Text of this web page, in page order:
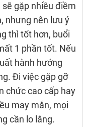
gặp nhiều điềm
nhưng nên lưu ý
thì tốt hơn, buổi
1 phần tốt. Nếu
hành hướng
Đi việc gặp gỡ
chức cao cấp hay
may mắn, mọi
cần lo lắng.